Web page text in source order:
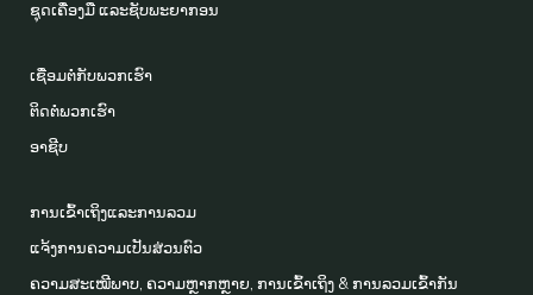
ຊຸດເຄື່ອງມື ແລະຊັບພະຍາກອນ
ເຊື່ອມຕໍ່ກັບພວກເຮົາ
ຕິດຕໍ່ພວກເຮົາ
ອາຊີບ
ການເຂົ້າເຖິງແລະການລວມ
ແຈ້ງການຄວາມເປັນສ່ວນຕົວ
ຄວາມສະເໝີພາບ, ຄວາມຫຼາກຫຼາຍ, ການເຂົ້າເຖິງ & ການລວມເຂົ້າກັນ